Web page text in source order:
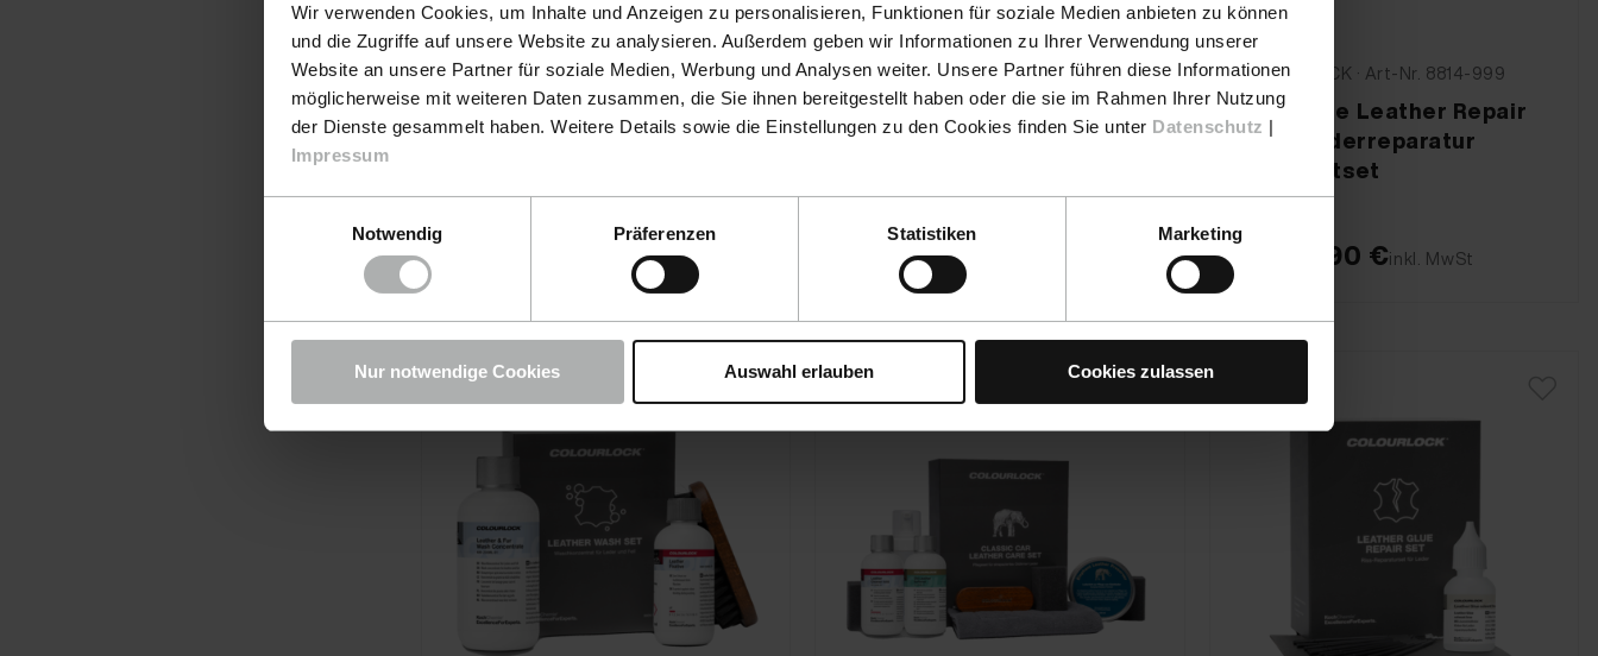
Wir verwenden Cookies, um Inhalte und Anzeigen zu personalisieren, Funktionen für soziale Medien anbieten zu können
und die Zugriffe auf unsere Website zu analysieren. Außerdem geben wir Informationen zu Ihrer Verwendung unserer
Website an unsere Partner für soziale Medien, Werbung und Analysen weiter. Unsere Partner führen diese Informationen
möglicherweise mit weiteren Daten zusammen, die Sie ihnen bereitgestellt haben oder die sie im Rahmen Ihrer Nutzung
der Dienste gesammelt haben. Weitere Details sowie die Einstellungen zu den Cookies finden Sie unter Datenschutz |
Impressum
Notwendig
Präferenzen Statistiken Marketing
Nur notwendige Cookies Auswahl erlauben Cookies zulassen
COLOURLOCK · Art-Nr. 8802-S-01
Cabrio Colour Set - versch.
Farben. Farbauffrischer-
inkl. MwSt
COLOURLOCK · Art-Nr. 8812-S-01
Sneaker Cleaner Set -
Sneaker Reiniger Set
34,90 €inkl. MwSt
COLOURLOCK · Art-Nr. 8814-999
Complete Leather Repair
Set - Lederreparatur
Komplettset
ab 181,90 €inkl. MwSt